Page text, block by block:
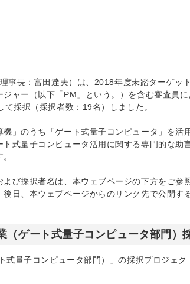
事長：富田達夫）は、2018年度未踏ターゲッ
ャー（以下「PM」という。）を含む審査員
採択（採択者数：19名）しました。
」のうち「ゲート式量子コンピュータ」を活
式量子コンピュータ活用に関する専門的な助
び採択者名は、本ウェブページの下方をご参
日、本ウェブページからのリンク先で公開す
（ゲート式量子コンピュータ部門）
式量子コンピュータ部門）」の採択プロジェ